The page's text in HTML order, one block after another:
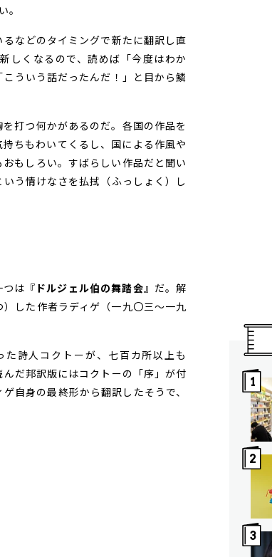
。
などのタイミングで新たに翻訳し直
しくなるので、読めば「今度はわか
ういう話だったんだ！」と目から鱗
打つ何かがあるのだ。各国の作品を
ちもわいてくるし、国による作風や
もしろい。すばらしい作品だと聞い
う情けなさを払拭（ふっしょく）し
は『 ドルジェル伯の舞踏会』だ。解
した作者ラディゲ（一九〇三～一九
詩人コクトーが、七百カ所以上も
だ邦訳版にはコクトーの「序」が付
自身の最終形から翻訳したそうで、